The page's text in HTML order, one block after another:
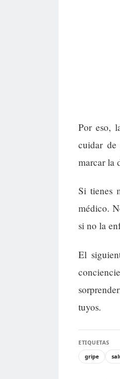
Por eso,
cuidar de
marcar la
Si tienes
médico.
si no la
El
tuyos.
ETIQUETAS
gripe